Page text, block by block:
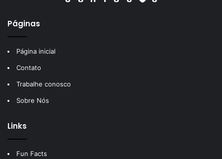
Páginas
Página inicial
Contato
Trabalhe conosco
Sobre Nós
Links
Fun Facts